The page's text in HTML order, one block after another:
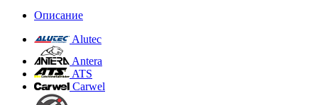
Описание
Alutec
Antera
ATS
Carwel